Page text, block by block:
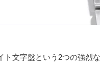
文字盤という2つの強烈